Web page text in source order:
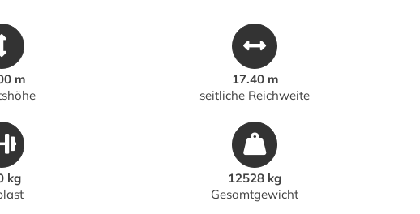
m
kg
17.40 m
seitliche Reichweite
12528 kg
Gesamtgewicht